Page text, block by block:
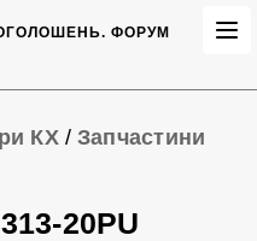
ФОРУМ
КХ/ Запчастини
20PU